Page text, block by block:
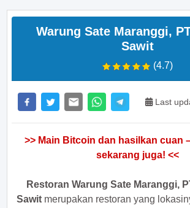
Warung Sate Maranggi,
Sawit
(4.7)
Last
>> Main Bitcoin dan hasilkan cuan
sekarang juga! <<
Restoran Warung Sate Maranggi,
Sawit merupakan restoran yang